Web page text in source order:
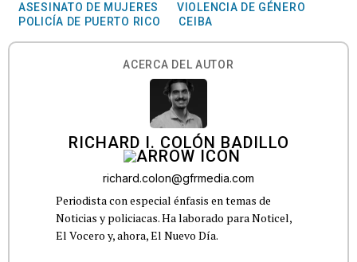
ASESINATO DE MUJERES
VIOLENCIA DE GÉNERO
POLICÍA DE PUERTO RICO
CEIBA
ACERCA DEL AUTOR
RICHARD I. COLÓN BADILLO
richard.colon@gfrmedia.com
Periodista con especial énfasis en temas de
Noticias y policiacas. Ha laborado para Noticel,
El Vocero y, ahora, El Nuevo Día.